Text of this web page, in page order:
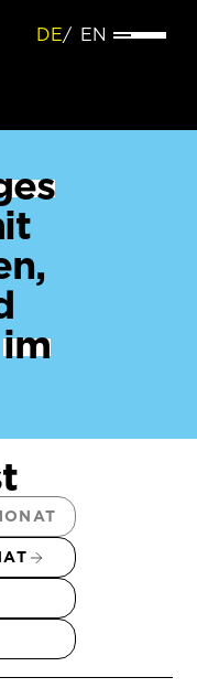
DE EN
im